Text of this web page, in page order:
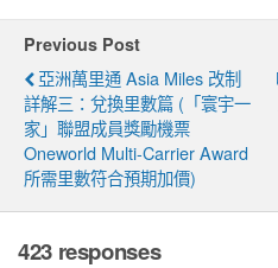
Previous Post
亞洲萬里通 Asia Miles 改制
詳解三：兌換里數篇 (「寰宇一
家」聯盟成員獎勵機票
Oneworld Multi-Carrier Award
所需里數符合預期加價)
423 responses